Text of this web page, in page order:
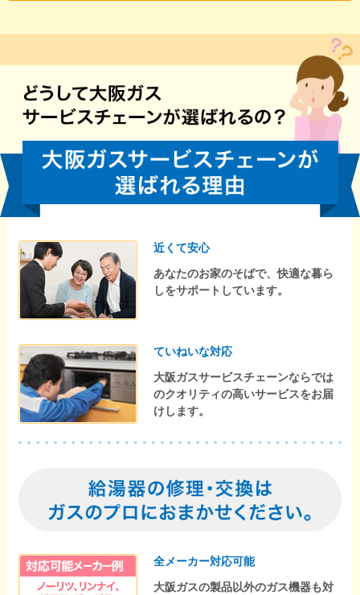
近くて安心
あなたのお家のそばで、快適な暮ら
しをサポートしています。
ていねいな対応
大阪ガスサービスチェーンならでは
のクオリティの高いサービスをお届
けします。
全メーカー対応可能
大阪ガスの製品以外のガス機器も対